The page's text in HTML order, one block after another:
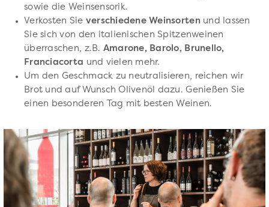
sowie die Weinsensorik.
Verkosten Sie verschiedene Weinsorten und lassen
Sie sich von den italienischen Spitzenweinen
überraschen, z.B. Amarone, Barolo, Brunello,
Franciacorta und vielen mehr.
Um den Geschmack zu neutralisieren, reichen wir
Brot und auf Wunsch Olivenöl dazu. Genießen Sie
einen besonderen Tag mit besten Weinen.